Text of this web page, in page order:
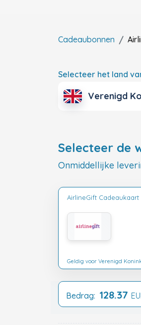
Cadeaubonnen
Selecteer het land
Verenigd
Selecteer de
Onmiddellijke
AirlineGift Cadeaukaart
Geldig voor Verenigd
Bedrag: 128.37